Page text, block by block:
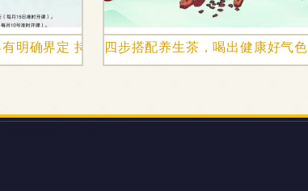
明确界定 持证上岗放心干养生保健服务
四步搭配养生茶，喝出健康好气色